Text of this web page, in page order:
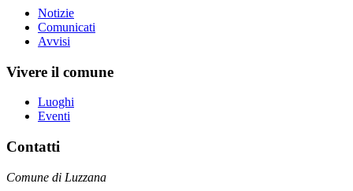
Notizie
Comunicati
Avvisi
Vivere il comune
Luoghi
Eventi
Contatti
Comune di Luzzana